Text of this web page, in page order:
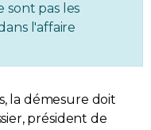
sont pas les
l'affaire
la démesure doit
président de